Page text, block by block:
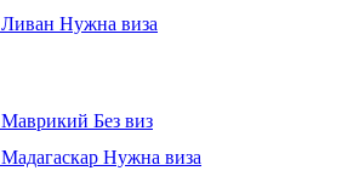
Ливан Нужна виза
Маврикий Без виз
Мадагаскар Нужна виза